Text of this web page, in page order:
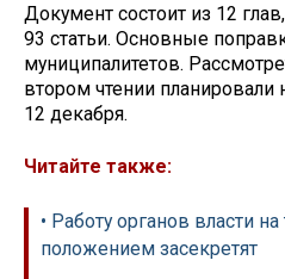
Документ состоит из 12
93 статьи. Основные
муниципалитетов.
втором чтении планировали
12 декабря.
Читайте также:
• Работу органов власти
положением засекретят